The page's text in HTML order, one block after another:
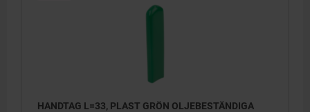
HANDTAG L=33, PLAST GRÖN OLJEBESTÄNDIGA